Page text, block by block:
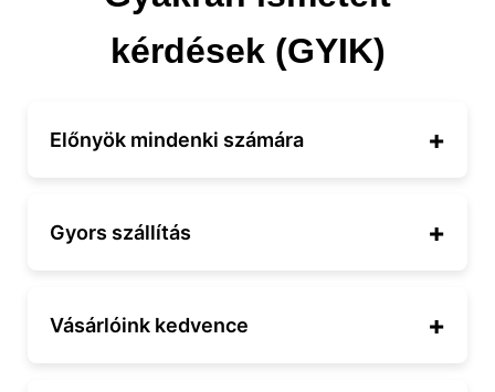
kérdések (GYIK)
Előnyök mindenki számára
Gyors szállítás
Vásárlóink kedvence